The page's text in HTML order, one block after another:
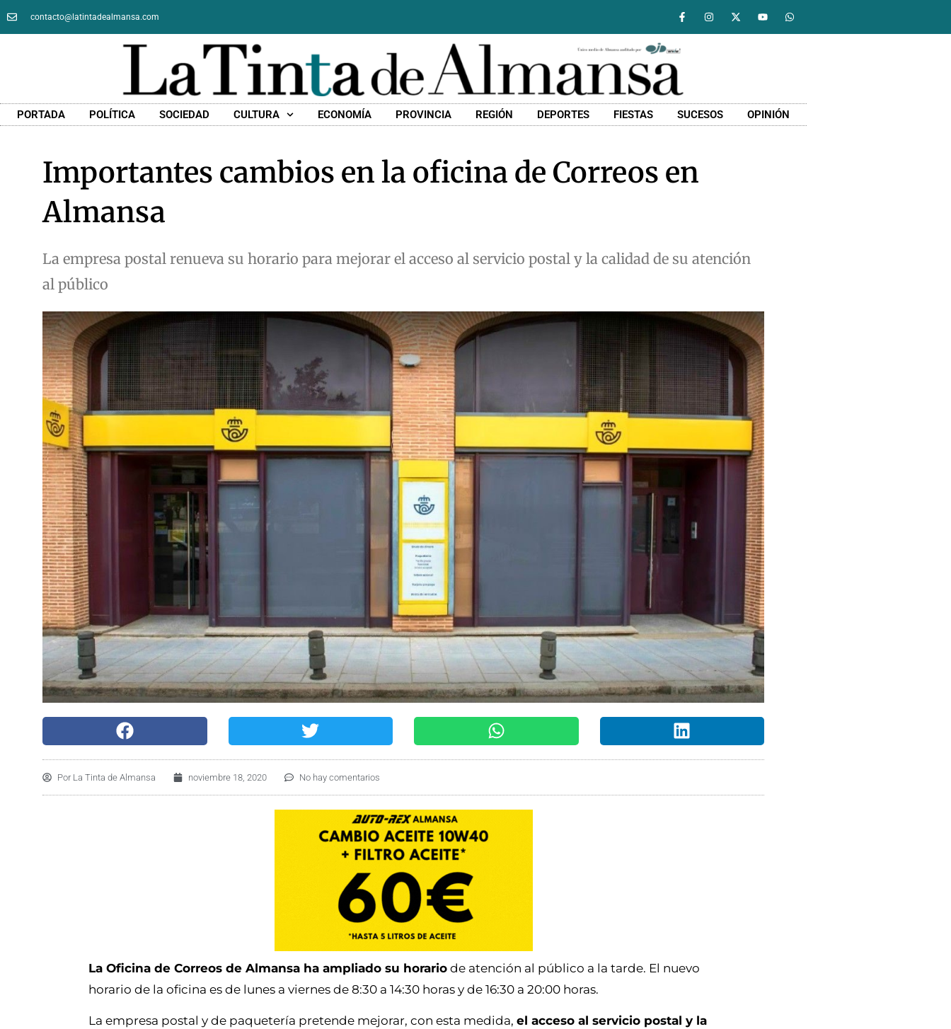
contacto@latintadealmansa.com
PORTADA POLÍTICA SOCIEDAD CULTURA ECONOMÍA PROVINCIA REGIÓN DEPORTES FIESTAS SUCESOS OPINIÓN
Importantes cambios en la oficina de Correos en
Almansa
La empresa postal renueva su horario para mejorar el acceso al servicio postal y la calidad de su atención
al público
Por La Tinta de Almansa noviembre 18, 2020 No hay comentarios
La Oficina de Correos de Almansa ha ampliado su horario de atención al público a la tarde. El nuevo
horario de la oficina es de lunes a viernes de 8:30 a 14:30 horas y de 16:30 a 20:00 horas.
La empresa postal y de paquetería pretende mejorar, con esta medida, el acceso al servicio postal y la